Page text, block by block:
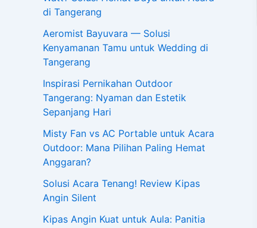
di Tangerang
Aeromist Bayuvara — Solusi
Kenyamanan Tamu untuk Wedding di
Tangerang
Inspirasi Pernikahan Outdoor
Tangerang: Nyaman dan Estetik
Sepanjang Hari
Misty Fan vs AC Portable untuk Acara
Outdoor: Mana Pilihan Paling Hemat
Anggaran?
Solusi Acara Tenang! Review Kipas
Angin Silent
Kipas Angin Kuat untuk Aula: Panitia